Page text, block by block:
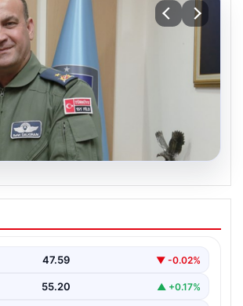
kimdir? Yeni Hava
Rafet Dalkıran’ın
47.59 ▼ -0.02%
55.20 ▲ +0.17%